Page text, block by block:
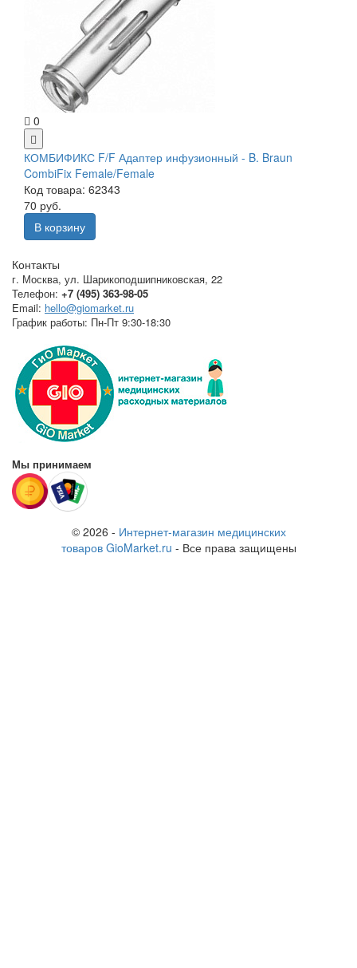
0
КОМБИФИКС F/F Адаптер инфузионный - B. Braun
CombiFix Female/Female
Код товара: 62343
70 руб.
В корзину
Контакты
г. Москва, ул. Шарикоподшипниковская, 22
Телефон: +7 (495) 363-98-05
Email: hello@giomarket.ru
График работы: Пн-Пт 9:30-18:30
Мы принимаем
© 2026 - Интернет-магазин медицинских
товаров GioMarket.ru - Все права защищены